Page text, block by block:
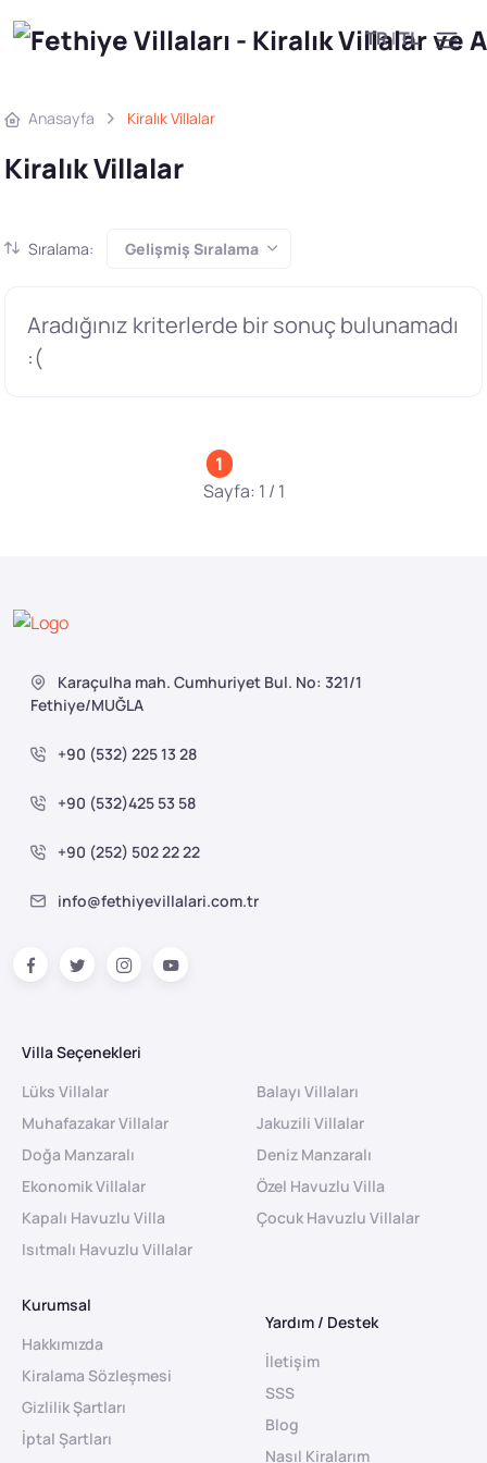
TR|TL
Anasayfa Kiralık Villalar
Kiralık Villalar
Sıralama: Gelişmiş Sıralama
Aradığınız kriterlerde bir sonuç bulunamadı
:(
1
Sayfa: 1 / 1
Karaçulha mah. Cumhuriyet Bul. No: 321/1
Fethiye/MUĞLA
+90 (532) 225 13 28
+90 (532)425 53 58
+90 (252) 502 22 22
info@fethiyevillalari.com.tr
Villa Seçenekleri
Lüks Villalar
Balayı Villaları
Muhafazakar Villalar
Jakuzili Villalar
Doğa Manzaralı
Deniz Manzaralı
Ekonomik Villalar
Özel Havuzlu Villa
Kapalı Havuzlu Villa
Çocuk Havuzlu Villalar
Isıtmalı Havuzlu Villalar
Kurumsal
Hakkımızda
Kiralama Sözleşmesi
Gizlilik Şartları
İptal Şartları
Yardım / Destek
İletişim
SSS
Blog
Nasıl Kiralarım